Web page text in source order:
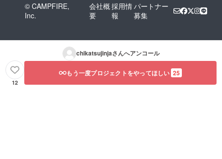
© CAMPFIRE,
Inc.
会社概
要
採用情
報
パートナー
募集
chikatsujinjaさんへアンコール
12
もう一度プロジェクトをやってほしい 25